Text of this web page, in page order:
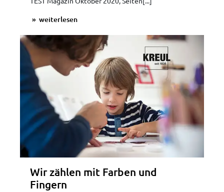
weiterlesen
Wir zählen mit Farben und
Fingern